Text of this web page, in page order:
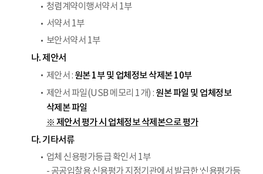
청렴계약이행서약서 1부
서약서 1부
보안서약서 1부
나. 제안서
제안서 : 원본 1부 및 업체정보 삭제본 10부
제안서 파일(USB 메모리 1개) : 원본 파일 및 업체정보
삭제본 파일
※ 제안서 평가 시 업체정보 삭제본으로 평가
다. 기타서류
업체 신용평가등급 확인서 1부
- 공공입찰용 신용평가 지정기관에서 발급한 ‘신용평가등